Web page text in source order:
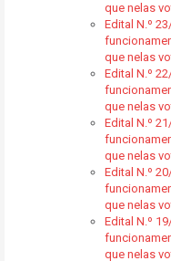
que nelas
Edital N.º
que nelas
Edital N.º
que nelas
Edital N.º
que nelas
Edital N.º
que nelas
Edital N.º
que nelas